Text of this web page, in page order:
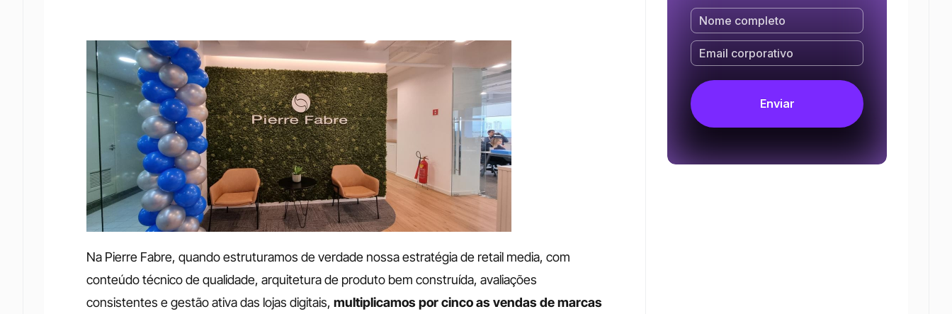
Na Pierre Fabre, quando estruturamos de verdade nossa estratégia de retail media, com
conteúdo técnico de qualidade, arquitetura de produto bem construída, avaliações
consistentes e gestão ativa das lojas digitais, multiplicamos por cinco as vendas de marcas